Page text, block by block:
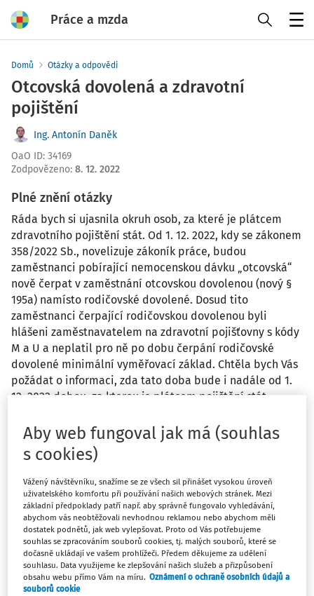
Práce a mzda
Domů Otázky a odpovědi
Otcovská dovolená a zdravotní
pojištění
Ing. Antonín Daněk
OaO ID: 34169
Zodpovězeno: 8. 12. 2022
Plné znění otázky
Ráda bych si ujasnila okruh osob, za které je plátcem
zdravotního pojištění stát. Od 1. 12. 2022, kdy se zákonem
358/2022 Sb., novelizuje zákoník práce, budou
zaměstnanci pobírající nemocenskou dávku „otcovská“
nově čerpat v zaměstnání otcovskou dovolenou (nový §
195a) namísto rodičovské dovolené. Dosud tito
zaměstnanci čerpající rodičovskou dovolenou byli
hlášeni zaměstnavatelem na zdravotní pojišťovny s kódy
M a U a neplatil pro ně po dobu čerpání rodičovské
dovolené minimální vyměřovací základ. Chtěla bych Vás
požádat o informaci, zda tato doba bude i nadále od 1.
12. 2022 dobou, za kterou je plátcem pojištění stát,
pojištěnce plátce nebude, tak ještě prosím o informaci,
jak postupovat u zaměstnance, který čerpá „otcovskou“
od 28. 11. 2022 do 11. 12. 2022?
Odpověď
Máte předplatné? Přihlaste se
Aby web fungoval jak má (souhlas
s cookies)
Vážený návštěvníku, snažíme se ze všech sil přinášet vysokou úroveň
uživatelského komfortu při používání našich webových stránek. Mezi
základní předpoklady patří např. aby správně fungovalo vyhledávání,
abychom vás neobtěžovali nevhodnou reklamou nebo abychom měli
dostatek podnětů, jak web vylepšovat. Proto od Vás potřebujeme
souhlas se zpracováním souborů cookies, tj. malých souborů, které se
dočasně ukládají ve vašem prohlížeči. Předem děkujeme za udělení
souhlasu. Data využijeme ke zlepšování našich služeb a přizpůsobení
obsahu webu přímo Vám na míru. Oznámení o ochraně osobních údajů a
souborů cookie